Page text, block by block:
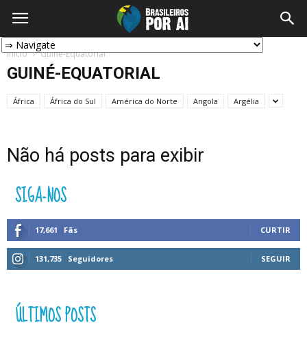
Início Guiné-Equatorial
GUINÉ-EQUATORIAL
África África do Sul América do Norte Angola Argélia
Não há posts para exibir
SIGA-NOS
17,661 Fãs CURTIR
131,735 Seguidores SEGUIR
ÚLTIMOS POSTS